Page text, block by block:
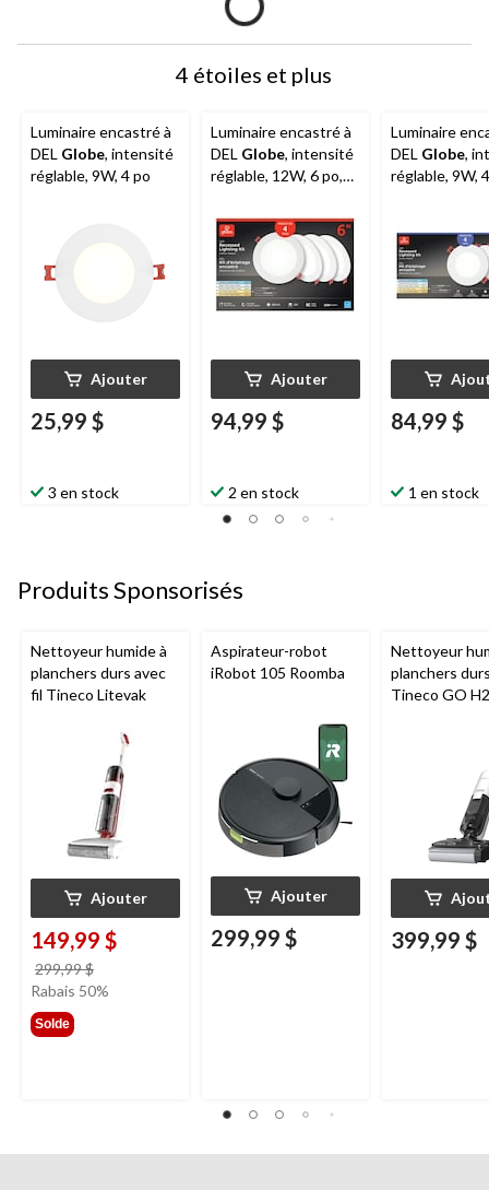
4 étoiles et plus
Luminaire encastré à
DEL Globe, intensité
réglable, 9W, 4 po
Ajouter
25,99 $
3 en stock
Luminaire encastré à
DEL Globe, intensité
réglable, 12W, 6 po,
Ajouter
94,99 $
2 en stock
Luminaire
DEL Globe,
réglable, 9W,
84,99 $
1 en stock
Produits Sponsorisés
Nettoyeur humide à
planchers durs avec
fil Tineco Litevak
Ajouter
149,99 $
299,99 $
était
Rabais 50%
Solde
Aspirateur-robot
iRobot 105 Roomba
Ajouter
299,99 $
Nettoyeur
planchers
Tineco GO
399,99 $